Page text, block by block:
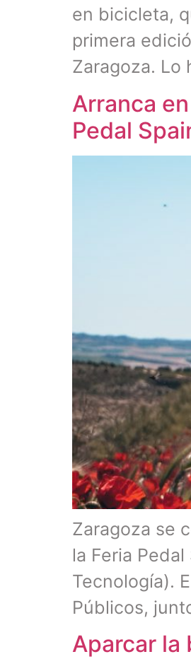
en bicicleta,
primera
Zaragoza.
Arranca
Pedal
Zaragoza se
la Feria
Tecnología).
Públicos,
Aparcar la